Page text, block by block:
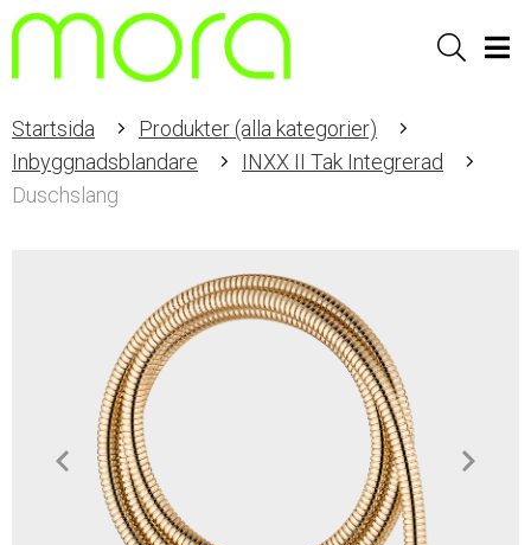
Sök
Startsida
Produkter (alla kategorier)
Inbyggnadsblandare
INXX II Tak Integrerad
Duschslang